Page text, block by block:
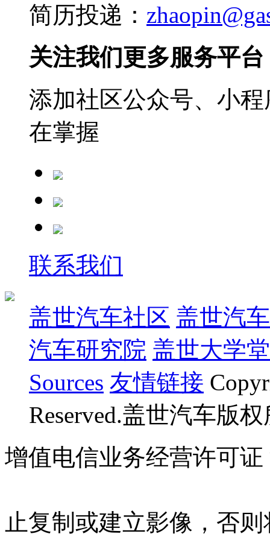
简历投递：
关注我们更多服务平台
添加社区公众号、小
在掌握
联系我们
盖世汽车社区 盖世汽
汽车研究院 盖世大学堂
Sources 友情链接
Reserved.盖世汽车版
增值电信业务经营许可证
止复制或建立影像，否